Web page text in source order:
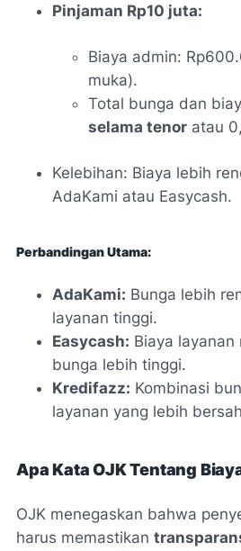
Pinjaman Rp10 juta:
Biaya admin:
muka).
Total bunga dan
selama tenor atau
Kelebihan: Biaya lebih
AdaKami atau Easycash.
Perbandingan Utama:
AdaKami: Bunga lebih
layanan tinggi.
Easycash: Biaya
bunga lebih tinggi.
Kredifazz: Kombinasi
layanan yang lebih
Apa Kata OJK Tentang
OJK menegaskan bahwa
harus memastikan